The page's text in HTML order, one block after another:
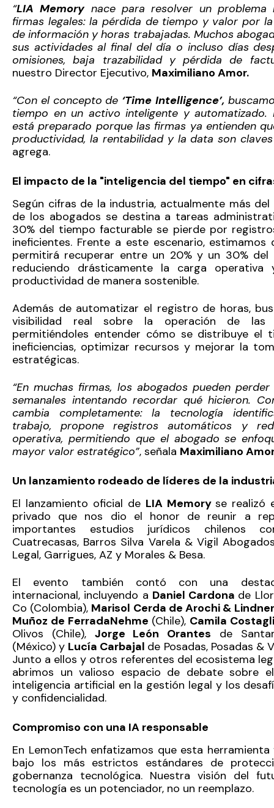
“LIA Memory nace para resolver un problema
firmas legales: la pérdida de tiempo y valor por
de información y horas trabajadas. Muchos
sus actividades al final del día o incluso días
omisiones, baja trazabilidad y pérdida de
nuestro Director Ejecutivo, Maximiliano Amor.
“Con el concepto de ‘Time Intelligence’,
tiempo en un activo inteligente y automatizado.
está preparado porque las firmas ya entienden
productividad, la rentabilidad y la data son
agrega.
El impacto de la "inteligencia del tiempo" en
Según cifras de la industria, actualmente más
de los abogados se destina a tareas
30% del tiempo facturable se pierde por
ineficientes. Frente a este escenario, estimamos
permitirá recuperar entre un 20% y un 30% del
reduciendo drásticamente la carga operativa
productividad de manera sostenible.
Además de automatizar el registro de horas,
visibilidad real sobre la operación de las
permitiéndoles entender cómo se distribuye el
ineficiencias, optimizar recursos y mejorar la
estratégicas.
“En muchas firmas, los abogados pueden
semanales intentando recordar qué hicieron.
cambia completamente: la tecnología
trabajo, propone registros automáticos y
operativa, permitiendo que el abogado se
mayor valor estratégico”, señala Maximiliano
Un lanzamiento rodeado de líderes de la
El lanzamiento oficial de LIA Memoryse realizó
privado que nos dio el honor de reunir a
importantes estudios jurídicos chilenos
Cuatrecasas, Barros Silva Varela & Vigil
Legal, Garrigues, AZ y Morales & Besa.
El evento también contó con una
internacional, incluyendo a Daniel Cardona de
Co (Colombia), Marisol Cerda de Arochi & Lindner
Muñoz de FerradaNehme (Chile), Camila
Olivos (Chile), Jorge León Orantes de
(México) y Lucía Carbajal de Posadas, Posadas &
Junto a ellos y otros referentes del ecosistema
abrimos un valioso espacio de debate sobre
inteligencia artificial en la gestión legal y los
y confidencialidad.
Compromiso con una IA responsable
En LemonTech enfatizamos que esta
bajo los más estrictos estándares de
gobernanza tecnológica. Nuestra visión del
tecnología es un potenciador, no un reemplazo.